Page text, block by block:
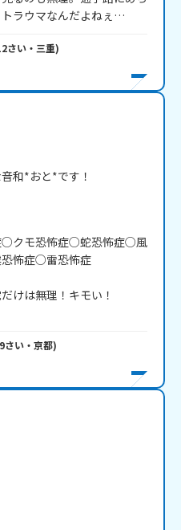
ラウマなんだよねぇ…
さい・ 三重)
和*おと*です！
クモ恐怖症○蛇恐怖症○風
怖症○雷恐怖症
けは無理！キモい！
9さい・ 京都)